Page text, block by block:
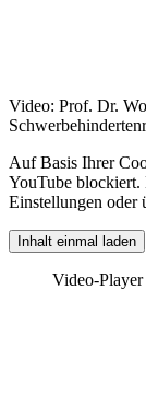
Video: Prof. Dr.
Auf Basis Ihrer
YouTube blockiert.
Einstellungen oder
Inhalt einmal laden
Video-Player